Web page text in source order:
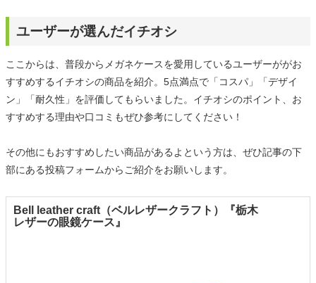
ユーザーが選んだイチオシ
ここからは、普段からメガネケースを愛用しているユーザーががお
すすめするイチオシの商品を紹介。5点満点で「コスパ」「デザイ
ン」「耐久性」を評価してもらいました。イチオシのポイント、お
すすめする理由や口コミもぜひ参考にしてください！
その他にもおすすめしたい商品があるよという方は、ぜひ記事の下
部にある投稿フォームからご紹介をお願いします。
Bell leather craft（ベルレザークラフト）『栃木
レザーの眼鏡ケース』